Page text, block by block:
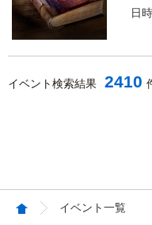
日
イベント検索結果 2410
イベント一覧